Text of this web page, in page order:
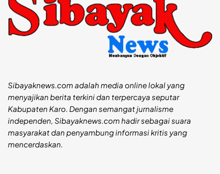
Sibayaknews.com adalah media online lokal yang
menyajikan berita terkini dan terpercaya seputar
Kabupaten Karo. Dengan semangat jurnalisme
independen, Sibayaknews.com hadir sebagai suara
masyarakat dan penyambung informasi kritis yang
mencerdaskan.